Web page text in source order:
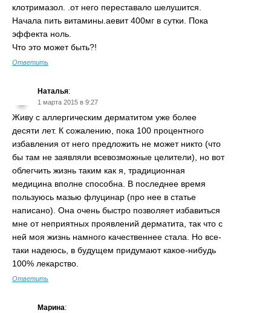
клотримазол. .от него переставало шелушится.
Начала пить витамины.аевит 400мг в сутки. Пока
эффекта ноль.
Что это может быть?!
Ответить
Наталья:
1 марта 2015 в 9:27
Живу с аллергическим дерматитом уже более
десяти лет. К сожалению, пока 100 процентного
избавления от него предложить не может никто (что
бы там не заявляли всевозможные целители), но вот
облегчить жизнь таким как я, традиционная
медицина вполне способна. В последнее время
пользуюсь мазью флуцинар (про нее в статье
написано). Она очень быстро позволяет избавиться
мне от неприятных проявлений дерматита, так что с
ней моя жизнь намного качественнее стала. Но все-
таки надеюсь, в будущем придумают какое-нибудь
100% лекарство.
Ответить
Марина: